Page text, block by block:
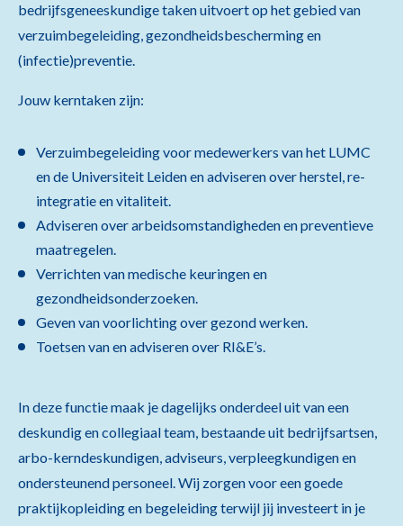
bedrijfsgeneeskundige taken uitvoert op het gebied van
verzuimbegeleiding, gezondheidsbescherming en
(infectie)preventie.
Jouw kerntaken zijn:
Verzuimbegeleiding voor medewerkers van het LUMC
en de Universiteit Leiden en adviseren over herstel, re-
integratie en vitaliteit.
Adviseren over arbeidsomstandigheden en preventieve
maatregelen.
Verrichten van medische keuringen en
gezondheidsonderzoeken.
Geven van voorlichting over gezond werken.
Toetsen van en adviseren over RI&E’s.
In deze functie maak je dagelijks onderdeel uit van een
deskundig en collegiaal team, bestaande uit bedrijfsartsen,
arbo-kerndeskundigen, adviseurs, verpleegkundigen en
ondersteunend personeel. Wij zorgen voor een goede
praktijkopleiding en begeleiding terwijl jij investeert in je